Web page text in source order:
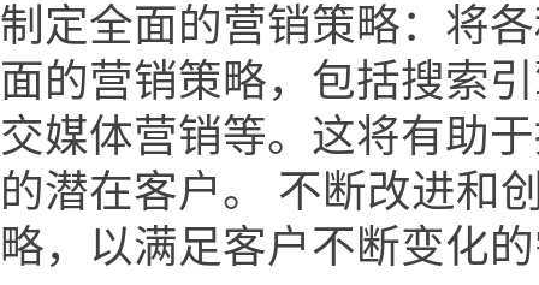
制定全面的营销策略：将
面的营销策略，包括搜索
交媒体营销等。这将有助
的潜在客户。 不断改进和
略，以满足客户不断变化